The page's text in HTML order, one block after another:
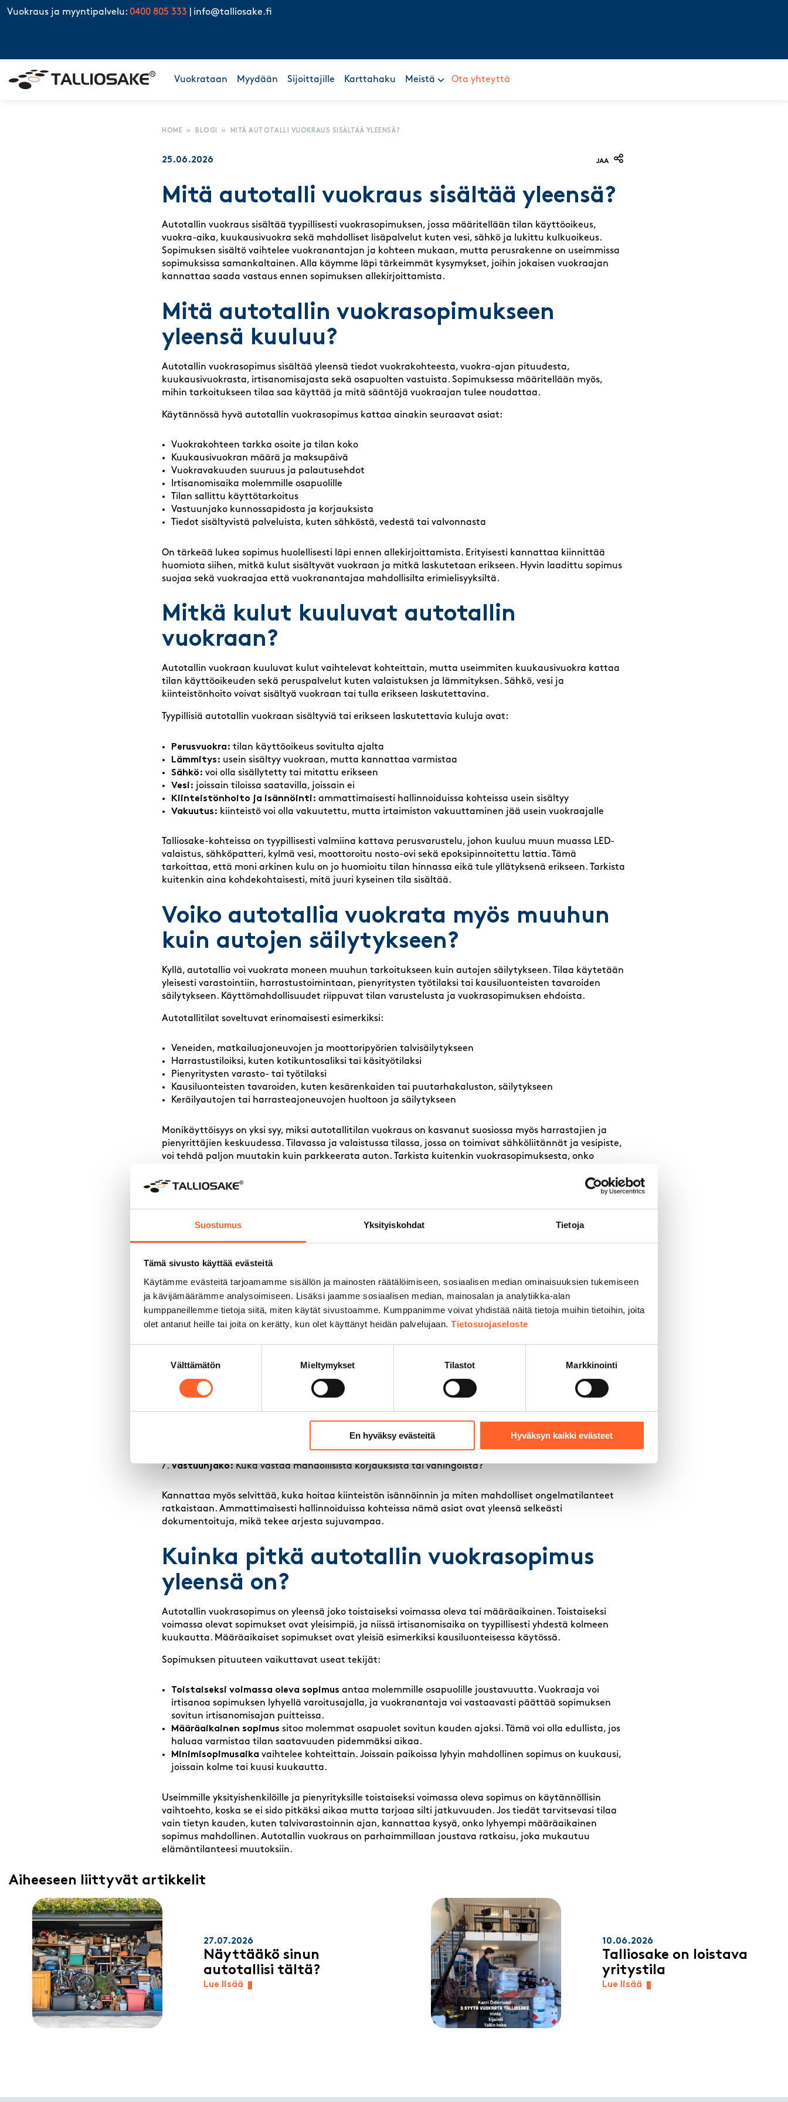
Suostumus Yksityiskohdat Tietoja
Tämä sivusto käyttää evästeitä
Käytämme evästeitä tarjoamamme sisällön ja mainosten räätälöimiseen, sosiaalisen median ominaisuuksien tukemiseen
ja kävijämäärämme analysoimiseen. Lisäksi jaamme sosiaalisen median, mainosalan ja analytiikka-alan
kumppaneillemme tietoja siitä, miten käytät sivustoamme. Kumppanimme voivat yhdistää näitä tietoja muihin tietoihin, joita
olet antanut heille tai joita on kerätty, kun olet käyttänyt heidän palvelujaan. Tietosuojaseloste
Välttämätön Mieltymykset Tilastot Markkinointi
En hyväksy evästeitä Hyväksyn kaikki evästeet
Skip to content
Vuokraus ja myyntipalvelu: 0400 805 333 info@talliosake.fi
Vuokrataan Myydään Sijoittajille Karttahaku Meistä Ota yhteyttä
HOME » BLOGI » MITÄ AUTOTALLI VUOKRAUS SISÄLTÄÄ YLEENSÄ?
25.06.2026 JAA
Mitä autotalli vuokraus sisältää yleensä?
Autotallin vuokraus sisältää tyypillisesti vuokrasopimuksen, jossa määritellään tilan käyttöoikeus,
vuokra-aika, kuukausivuokra sekä mahdolliset lisäpalvelut kuten vesi, sähkö ja lukittu kulkuoikeus.
Sopimuksen sisältö vaihtelee vuokranantajan ja kohteen mukaan, mutta perusrakenne on useimmissa
sopimuksissa samankaltainen. Alla käymme läpi tärkeimmät kysymykset, joihin jokaisen vuokraajan
kannattaa saada vastaus ennen sopimuksen allekirjoittamista.
Mitä autotallin vuokrasopimukseen
yleensä kuuluu?
Autotallin vuokrasopimus sisältää yleensä tiedot vuokrakohteesta, vuokra-ajan pituudesta,
kuukausivuokrasta, irtisanomisajasta sekä osapuolten vastuista. Sopimuksessa määritellään myös,
mihin tarkoitukseen tilaa saa käyttää ja mitä sääntöjä vuokraajan tulee noudattaa.
Käytännössä hyvä autotallin vuokrasopimus kattaa ainakin seuraavat asiat:
Vuokrakohteen tarkka osoite ja tilan koko
Kuukausivuokran määrä ja maksupäivä
Vuokravakuuden suuruus ja palautusehdot
Irtisanomisaika molemmille osapuolille
Tilan sallittu käyttötarkoitus
Vastuunjako kunnossapidosta ja korjauksista
Tiedot sisältyvistä palveluista, kuten sähköstä, vedestä tai valvonnasta
On tärkeää lukea sopimus huolellisesti läpi ennen allekirjoittamista. Erityisesti kannattaa kiinnittää
huomiota siihen, mitkä kulut sisältyvät vuokraan ja mitkä laskutetaan erikseen. Hyvin laadittu sopimus
suojaa sekä vuokraajaa että vuokranantajaa mahdollisilta erimielisyyksiltä.
Mitkä kulut kuuluvat autotallin
vuokraan?
Autotallin vuokraan kuuluvat kulut vaihtelevat kohteittain, mutta useimmiten kuukausivuokra kattaa
tilan käyttöoikeuden sekä peruspalvelut kuten valaistuksen ja lämmityksen. Sähkö, vesi ja
kiinteistönhoito voivat sisältyä vuokraan tai tulla erikseen laskutettavina.
Tyypillisiä autotallin vuokraan sisältyviä tai erikseen laskutettavia kuluja ovat:
Perusvuokra: tilan käyttöoikeus sovitulta ajalta
Lämmitys: usein sisältyy vuokraan, mutta kannattaa varmistaa
Sähkö: voi olla sisällytetty tai mitattu erikseen
Vesi: joissain tiloissa saatavilla, joissain ei
Kiinteistönhoito ja isännöinti: ammattimaisesti hallinnoiduissa kohteissa usein sisältyy
Vakuutus: kiinteistö voi olla vakuutettu, mutta irtaimiston vakuuttaminen jää usein vuokraajalle
Talliosake-kohteissa on tyypillisesti valmiina kattava perusvarustelu, johon kuuluu muun muassa LED-
valaistus, sähköpatteri, kylmä vesi, moottoroitu nosto-ovi sekä epoksipinnoitettu lattia. Tämä
tarkoittaa, että moni arkinen kulu on jo huomioitu tilan hinnassa eikä tule yllätyksenä erikseen. Tarkista
kuitenkin aina kohdekohtaisesti, mitä juuri kyseinen tila sisältää.
Voiko autotallia vuokrata myös muuhun
kuin autojen säilytykseen?
Kyllä, autotallia voi vuokrata moneen muuhun tarkoitukseen kuin autojen säilytykseen. Tilaa käytetään
yleisesti varastointiin, harrastustoimintaan, pienyritysten työtilaksi tai kausiluonteisten tavaroiden
säilytykseen. Käyttömahdollisuudet riippuvat tilan varustelusta ja vuokrasopimuksen ehdoista.
Autotallitilat soveltuvat erinomaisesti esimerkiksi:
Veneiden, matkailuajoneuvojen ja moottoripyörien talvisäilytykseen
Harrastustiloiksi, kuten kotikuntosaliksi tai käsityötilaksi
Pienyritysten varasto- tai työtilaksi
Kausiluonteisten tavaroiden, kuten kesärenkaiden tai puutarhakaluston, säilytykseen
Keräilyautojen tai harrasteajoneuvojen huoltoon ja säilytykseen
Monikäyttöisyys on yksi syy, miksi autotallitilan vuokraus on kasvanut suosiossa myös harrastajien ja
pienyrittäjien keskuudessa. Tilavassa ja valaistussa tilassa, jossa on toimivat sähköliitännät ja vesipiste,
voi tehdä paljon muutakin kuin parkkeerata auton. Tarkista kuitenkin vuokrasopimuksesta, onko
harjoittamista tilassa.
Mitä kannattaa tarkistaa ennen
autotallin vuokrasopimuksen
allekirjoittamista?
Ennen autotallin vuokrasopimuksen allekirjoittamista kannattaa tarkistaa ainakin vuokran
kokonaishinta lisineen, irtisanomisaika, vakuuden suuruus, tilan todellinen kunto sekä se, mitä
varusteita tilaan kuuluu. Nämä seikat vaikuttavat merkittävästi siihen, vastaako tila todellisia
Kokonaishinta:
Selvitä, mitä kuukausivuokra pitää sisällään ja mitkä kulut tulevat päälle.
Vakuus:Mikä on vuokravakuuden suuruus ja millä ehdoin se palautetaan?
Onko tilassa sähköä, vettä, lämmitystä, valaistusta ja nosto-ovi?
Milloin tilaan pääsee ja onko pihalla riittävästi tilaa?
Vastuunjako:Kuka vastaa mahdollisista korjauksista tai vahingoista?
Kannattaa myös selvittää, kuka hoitaa kiinteistön isännöinnin ja miten mahdolliset ongelmatilanteet
ratkaistaan. Ammattimaisesti hallinnoiduissa kohteissa nämä asiat ovat yleensä selkeästi
dokumentoituja, mikä tekee arjesta sujuvampaa.
Kuinka pitkä autotallin vuokrasopimus
yleensä on?
Autotallin vuokrasopimus on yleensä joko toistaiseksi voimassa oleva tai määräaikainen. Toistaiseksi
voimassa olevat sopimukset ovat yleisimpiä, ja niissä irtisanomisaika on tyypillisesti yhdestä kolmeen
kuukautta. Määräaikaiset sopimukset ovat yleisiä esimerkiksi kausiluonteisessa käytössä.
Sopimuksen pituuteen vaikuttavat useat tekijät:
Toistaiseksi voimassa oleva sopimus antaa molemmille osapuolille joustavuutta. Vuokraaja voi
irtisanoa sopimuksen lyhyellä varoitusajalla, ja vuokranantaja voi vastaavasti päättää sopimuksen
sovitun irtisanomisajan puitteissa.
Määräaikainen sopimus sitoo molemmat osapuolet sovitun kauden ajaksi. Tämä voi olla edullista, jos
haluaa varmistaa tilan saatavuuden pidemmäksi aikaa.
Minimisopimusaika vaihtelee kohteittain. Joissain paikoissa lyhyin mahdollinen sopimus on kuukausi,
joissain kolme tai kuusi kuukautta.
Useimmille yksityishenkilöille ja pienyrityksille toistaiseksi voimassa oleva sopimus on käytännöllisin
vaihtoehto, koska se ei sido pitkäksi aikaa mutta tarjoaa silti jatkuvuuden. Jos tiedät tarvitsevasi tilaa
vain tietyn kauden, kuten talvivarastoinnin ajan, kannattaa kysyä, onko lyhyempi määräaikainen
sopimus mahdollinen. Autotallin vuokraus on parhaimmillaan joustava ratkaisu, joka mukautuu
elämäntilanteesi muutoksiin.
Aiheeseen liittyvät artikkelit
27.07.2026
Näyttääkö sinun
autotallisi tältä?
Lue lisää
10.06.2026
Talliosake on loistava
yritystila
Lue lisää